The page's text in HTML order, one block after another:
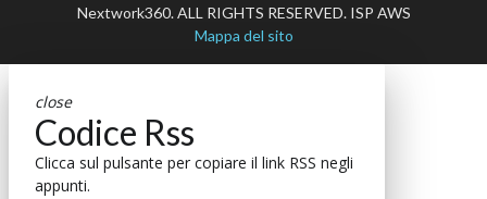
Nextwork360. ALL RIGHTS RESERVED. ISP AWS
Mappa del sito
close
Codice Rss
Clicca sul pulsante per copiare il link RSS negli
appunti.